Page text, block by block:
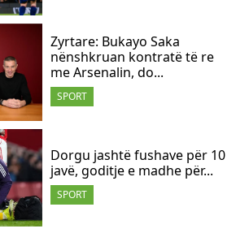
SPORT
Zyrtare: Bukayo Saka
nënshkruan kontratë të re
me Arsenalin, do...
SPORT
Dorgu jashtë fushave për 10
javë, goditje e madhe për...